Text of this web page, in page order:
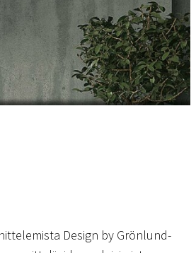
Design by Grönlund-